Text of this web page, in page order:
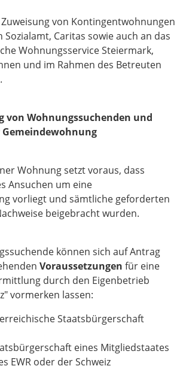
von Kontingentwohnungen
Sozialamt, Caritas sowie auch an das
Wohnungsservice Steiermark,
und im Rahmen des Betreuten
Wohnungssuchenden und
Wohnung setzt voraus, dass
Ansuchen um eine
vorliegt und sämtliche geforderten
beigebracht wurden.
können sich auf Antrag
Voraussetzungen für eine
durch den Eigenbetrieb
vormerken lassen:
Staatsbürgerschaft
eines Mitgliedstaates
EWR oder der Schweiz